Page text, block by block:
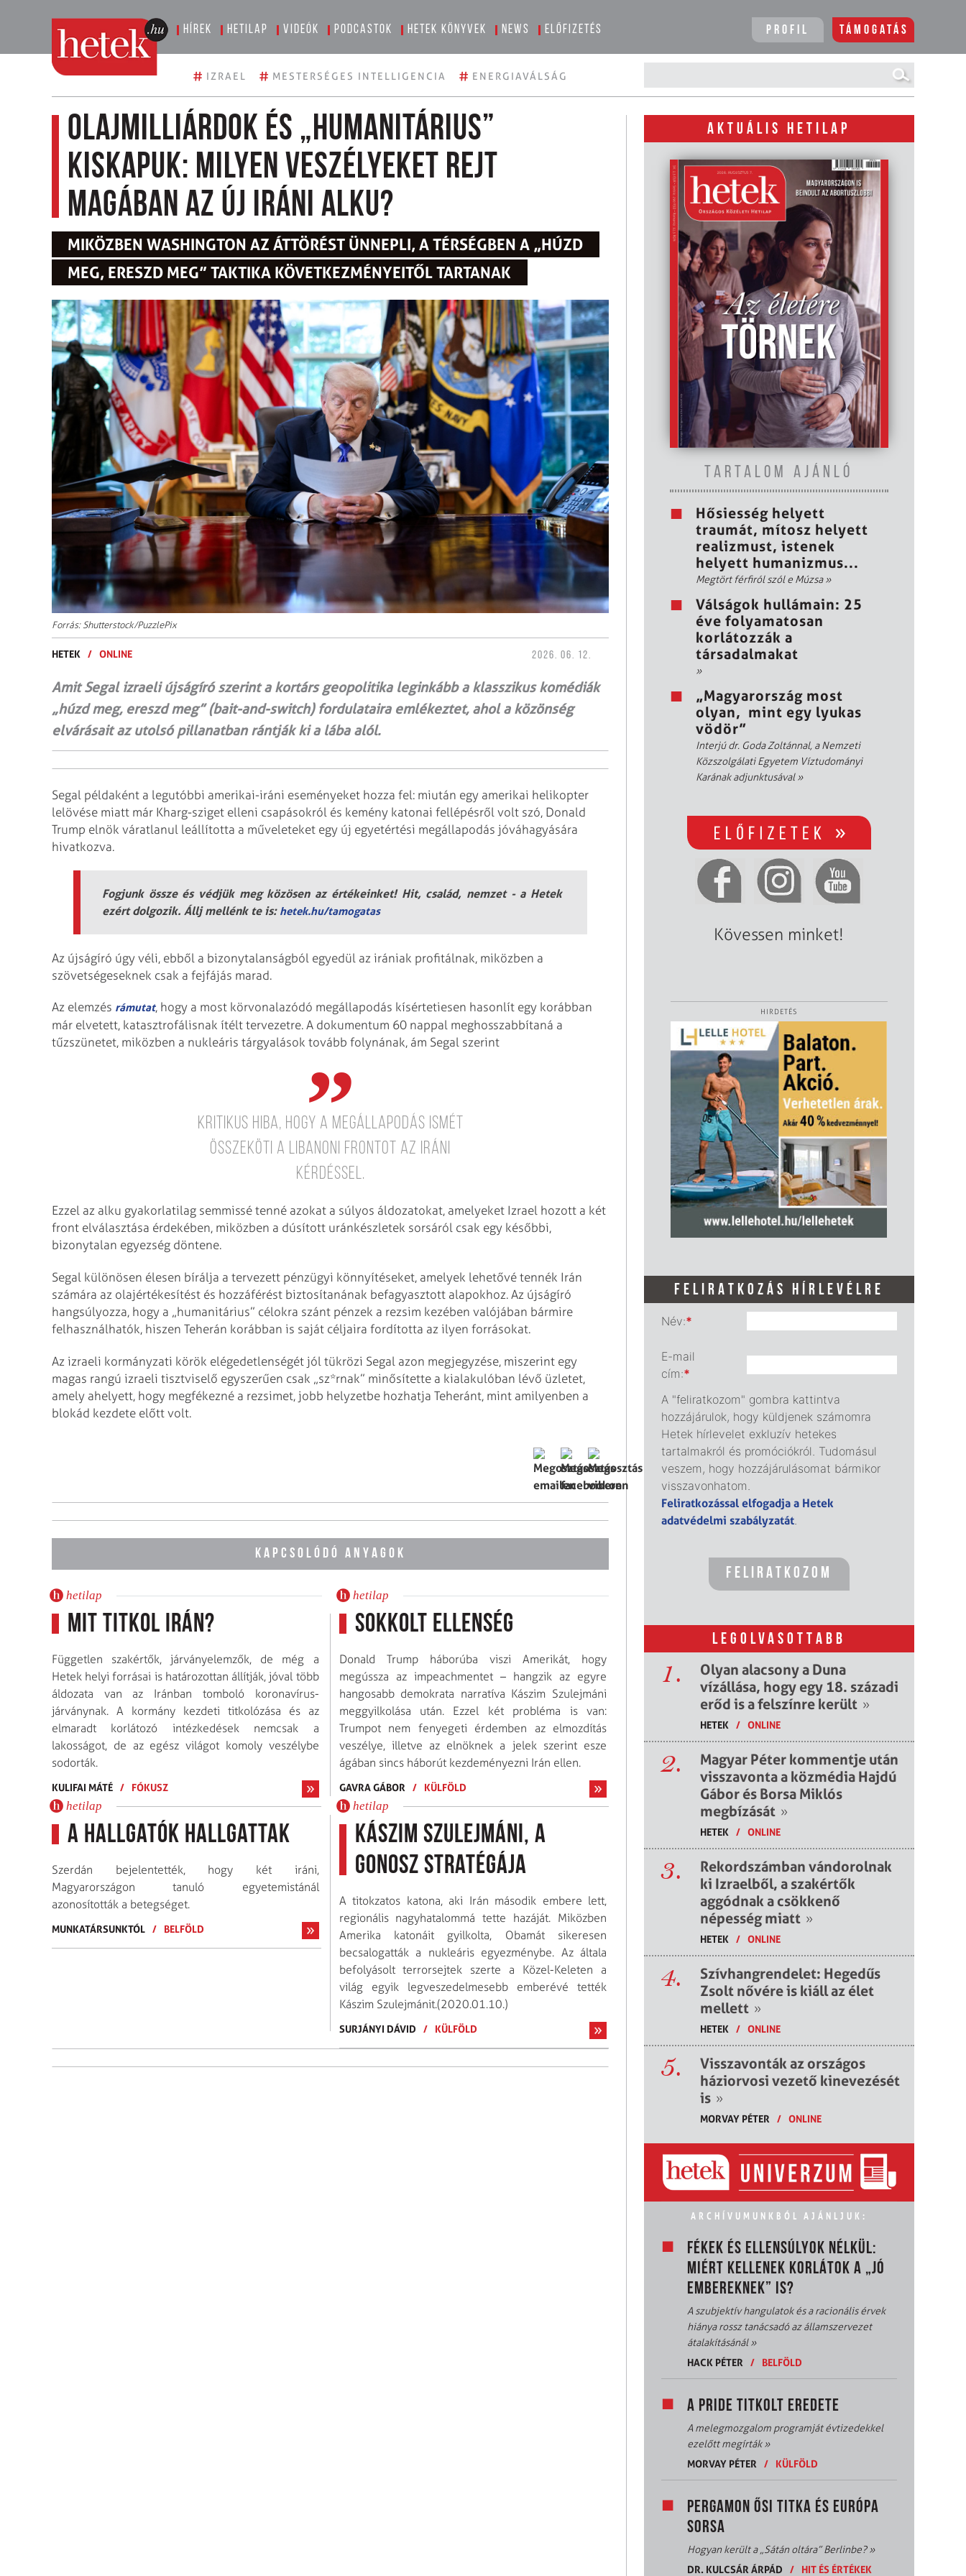
Hírek Hetilap Videók Podcastok Hetek könyvek News Előfizetés Profil Támogatás
# IZRAEL # MESTERSÉGES INTELLIGENCIA # ENERGIAVÁLSÁG
Olajmilliárdok és „humanitárius”
kiskapuk: Milyen veszélyeket rejt
magában az új iráni alku?
MIKÖZBEN WASHINGTON AZ ÁTTÖRÉST ÜNNEPLI, A TÉRSÉGBEN A „HÚZD
MEG, ERESZD MEG” TAKTIKA KÖVETKEZMÉNYEITŐL TARTANAK
Forrás: Shutterstock/PuzzlePix
HETEK / ONLINE 2026. 06. 12.
Amit Segal izraeli újságíró szerint a kortárs geopolitika leginkább a klasszikus komédiák
„húzd meg, ereszd meg” (bait-and-switch) fordulataira emlékeztet, ahol a közönség
elvárásait az utolsó pillanatban rántják ki a lába alól.
Segal példaként a legutóbbi amerikai-iráni eseményeket hozza fel: miután egy amerikai helikopter
lelövése miatt már Kharg-sziget elleni csapásokról és kemény katonai fellépésről volt szó, Donald
Trump elnök váratlanul leállította a műveleteket egy új egyetértési megállapodás jóváhagyására
hivatkozva.
Fogjunk össze és védjük meg közösen az értékeinket! Hit, család, nemzet - a Hetek
ezért dolgozik. Állj mellénk te is: hetek.hu/tamogatas
Az újságíró úgy véli, ebből a bizonytalanságból egyedül az irániak profitálnak, miközben a
szövetségeseknek csak a fejfájás marad.
Az elemzés rámutat, hogy a most körvonalazódó megállapodás kísértetiesen hasonlít egy korábban
már elvetett, katasztrofálisnak ítélt tervezetre. A dokumentum 60 nappal meghosszabbítaná a
tűzszünetet, miközben a nukleáris tárgyalások tovább folynának, ám Segal szerint
kritikus hiba, hogy a megállapodás ismét
összeköti a libanoni frontot az iráni
kérdéssel.
Ezzel az alku gyakorlatilag semmissé tenné azokat a súlyos áldozatokat, amelyeket Izrael hozott a két
front elválasztása érdekében, miközben a dúsított uránkészletek sorsáról csak egy későbbi,
bizonytalan egyezség döntene.
Segal különösen élesen bírálja a tervezett pénzügyi könnyítéseket, amelyek lehetővé tennék Irán
számára az olajértékesítést és hozzáférést biztosítanának befagyasztott alapokhoz. Az újságíró
hangsúlyozza, hogy a „humanitárius” célokra szánt pénzek a rezsim kezében valójában bármire
felhasználhatók, hiszen Teherán korábban is saját céljaira fordította az ilyen forrásokat.
Az izraeli kormányzati körök elégedetlenségét jól tükrözi Segal azon megjegyzése, miszerint egy
magas rangú izraeli tisztviselő egyszerűen csak „sz*rnak” minősítette a kialakulóban lévő üzletet,
amely ahelyett, hogy megfékezné a rezsimet, jobb helyzetbe hozhatja Teheránt, mint amilyenben a
blokád kezdete előtt volt.
KAPCSOLÓDÓ ANYAGOK
hetilap
Mit titkol Irán?
Független szakértők, járványelemzők, de még a
Hetek helyi forrásai is határozottan állítják, jóval több
áldozata van az Iránban tomboló koronavírus-
járványnak. A kormány kezdeti titkolózása és az
elmaradt korlátozó intézkedések nemcsak a
lakosságot, de az egész világot komoly veszélybe
sodorták.
KULIFAI MÁTÉ / FÓKUSZ
hetilap
A hallgatók hallgattak
Szerdán bejelentették, hogy két iráni,
Magyarországon tanuló egyetemistánál
azonosították a betegséget.
MUNKATÁRSUNKTÓL / BELFÖLD
hetilap
Sokkolt ellenség
Donald Trump háborúba viszi Amerikát, hogy
megússza az impeachmentet – hangzik az egyre
hangosabb demokrata narratíva Kászim Szulejmáni
meggyilkolása után. Ezzel két probléma is van:
Trumpot nem fenyegeti érdemben az elmozdítás
veszélye, illetve az elnöknek a jelek szerint esze
ágában sincs háborút kezdeményezni Irán ellen.
GAVRA GÁBOR / KÜLFÖLD
hetilap
Kászim Szulejmáni, a
gonosz stratégája
A titokzatos katona, aki Irán második embere lett,
regionális nagyhatalommá tette hazáját. Miközben
Amerika katonáit gyilkolta, Obamát sikeresen
becsalogatták a nukleáris egyezménybe. Az általa
befolyásolt terrorsejtek szerte a Közel-Keleten a
világ egyik legveszedelmesebb emberévé tették
Kászim Szulejmánit.(2020.01.10.)
SURJÁNYI DÁVID / KÜLFÖLD
AKTUÁLIS HETILAP
TARTALOM AJÁNLÓ
Hősiesség helyett
traumát, mítosz helyett
realizmust, istenek
helyett humanizmus...
Megtört férfiról szól e Múzsa»
Válságok hullámain: 25
éve folyamatosan
korlátozzák a
társadalmakat
»
„Magyarország most
olyan, mint egy lyukas
vödör”
Interjú dr. Goda Zoltánnal, a Nemzeti
Közszolgálati Egyetem Víztudományi
Karának adjunktusával»
Kövessen minket!
HIRDETÉS
FELIRATKOZÁS HÍRLEVÉLRE
Név:*
E-mail
cím:*
A "feliratkozom" gombra kattintva
hozzájárulok, hogy küldjenek számomra
Hetek hírlevelet exkluzív hetekes
tartalmakról és promóciókról. Tudomásul
veszem, hogy hozzájárulásomat bármikor
visszavonhatom.
Feliratkozással elfogadja a Hetek
adatvédelmi szabályzatát
LEGOLVASOTTABB
1.
Olyan alacsony a Duna
vízállása, hogy egy 18. századi
erőd is a felszínre került »
HETEK / ONLINE
2.
Magyar Péter kommentje után
visszavonta a közmédia Hajdú
Gábor és Borsa Miklós
megbízását »
HETEK / ONLINE
3.
Rekordszámban vándorolnak
ki Izraelből, a szakértők
aggódnak a csökkenő
népesség miatt »
HETEK / ONLINE
4.
Szívhangrendelet: Hegedűs
Zsolt nővére is kiáll az élet
mellett »
HETEK / ONLINE
5.
Visszavonták az országos
háziorvosi vezető kinevezését
is »
MORVAY PÉTER / ONLINE
ARCHÍVUMUNKBÓL AJÁNLJUK:
FÉKEK ÉS ELLENSÚLYOK NÉLKÜL:
MIÉRT KELLENEK KORLÁTOK A „JÓ
EMBEREKNEK” IS?
A szubjektív hangulatok és a racionális érvek
hiánya rossz tanácsadó az államszervezet
átalakításánál»
HACK PÉTER
/ BELFÖLD
A PRIDE TITKOLT EREDETE
A melegmozgalom programját évtizedekkel
ezelőtt megírták»
MORVAY PÉTER
/ KÜLFÖLD
PERGAMON ŐSI TITKA ÉS EURÓPA
SORSA
Hogyan került a „Sátán oltára” Berlinbe?»
DR. KULCSÁR ÁRPÁD
/ HIT ÉS ÉRTÉKEK